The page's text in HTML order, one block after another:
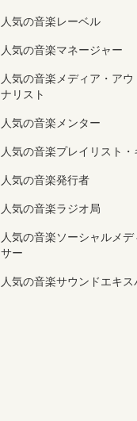
人気の音楽レーベル
人気の音楽マネージャー
人気の音楽メディア・ア
ナリスト
人気の音楽メンター
人気の音楽プレイリスト
人気の音楽発行者
人気の音楽ラジオ局
人気の音楽ソーシャルメ
サー
人気の音楽サウンドエキス